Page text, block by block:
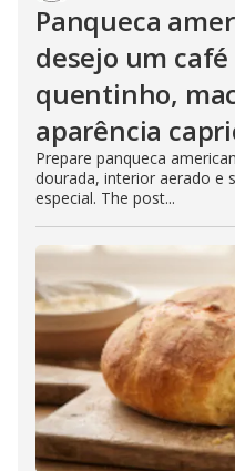
Panqueca
desejo um
quentinho,
aparência
Prepare panqueca
dourada, interior aerado e
especial. The post...